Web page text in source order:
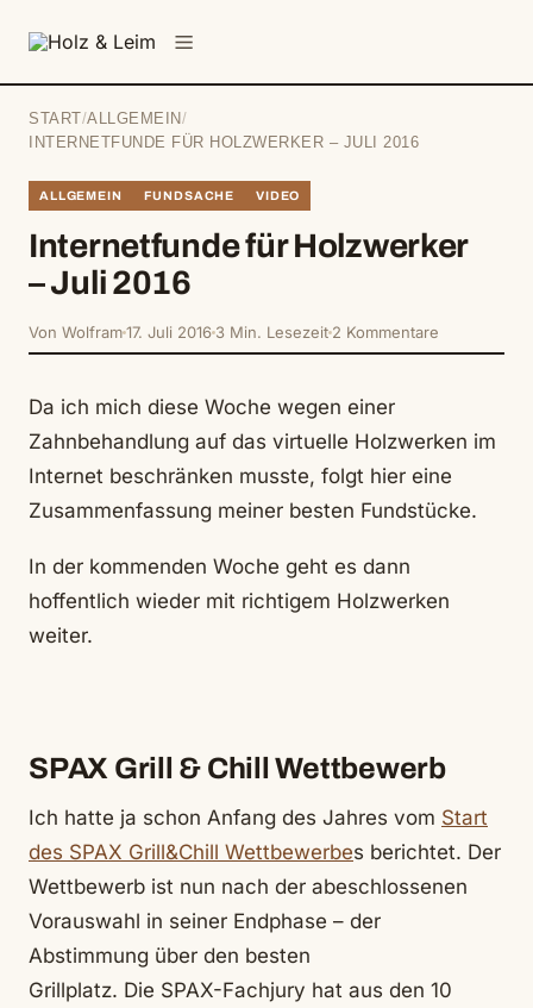
START /ALLGEMEIN/
INTERNETFUNDE FÜR HOLZWERKER – JULI 2016
ALLGEMEIN FUNDSACHE VIDEO
Internetfunde für Holzwerker
– Juli 2016
Von Wolfram17. Juli 2016 3 Min. Lesezeit 2 Kommentare
Da ich mich diese Woche wegen einer
Zahnbehandlung auf das virtuelle Holzwerken im
Internet beschränken musste, folgt hier eine
Zusammenfassung meiner besten Fundstücke.
In der kommenden Woche geht es dann
hoffentlich wieder mit richtigem Holzwerken
weiter.
SPAX Grill & Chill Wettbewerb
Ich hatte ja schon Anfang des Jahres vom Start
des SPAX Grill&Chill Wettbewerbes berichtet. Der
Wettbewerb ist nun nach der abeschlossenen
Vorauswahl in seiner Endphase – der
Abstimmung über den besten
Grillplatz. Die SPAX-Fachjury hat aus den 10